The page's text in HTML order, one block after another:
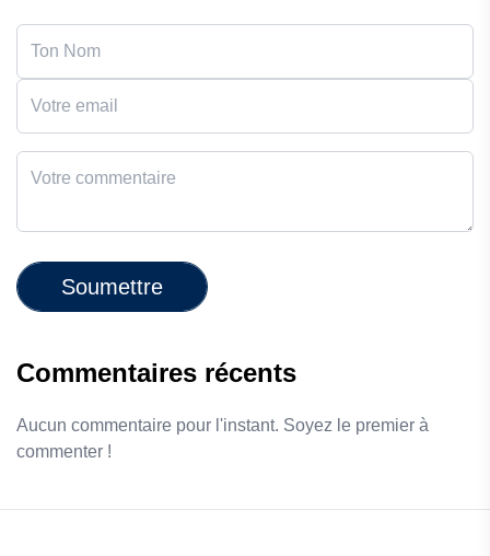
Soumettre
Commentaires récents
Aucun commentaire pour l'instant. Soyez le premier à
commenter !